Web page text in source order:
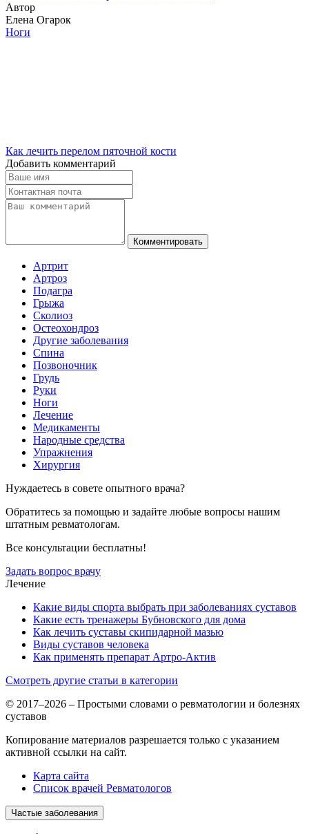
Автор
Елена Огарок
Ноги
Как лечить перелом пяточной кости
Добавить комментарий
Комментировать
Артрит
Артроз
Подагра
Грыжа
Сколиоз
Остеохондроз
Другие заболевания
Спина
Позвоночник
Грудь
Руки
Ноги
Лечение
Медикаменты
Народные средства
Упражнения
Хирургия
Нуждаетесь в совете опытного врача?
Обратитесь за помощью и задайте любые вопросы нашим
штатным ревматологам.
Все консультации бесплатны!
Задать вопрос врачу
Лечение
Какие виды спорта выбрать при заболеваниях суставов
Какие есть тренажеры Бубновского для дома
Как лечить суставы скипидарной мазью
Виды суставов человека
Как применять препарат Артро-Актив
Смотреть другие статьи в категории
© 2017–2026 – Простыми словами о ревматологии и болезнях
суставов
Копирование материалов разрешается только с указанием
активной ссылки на сайт.
Карта сайта
Список врачей Ревматологов
Частые заболевания